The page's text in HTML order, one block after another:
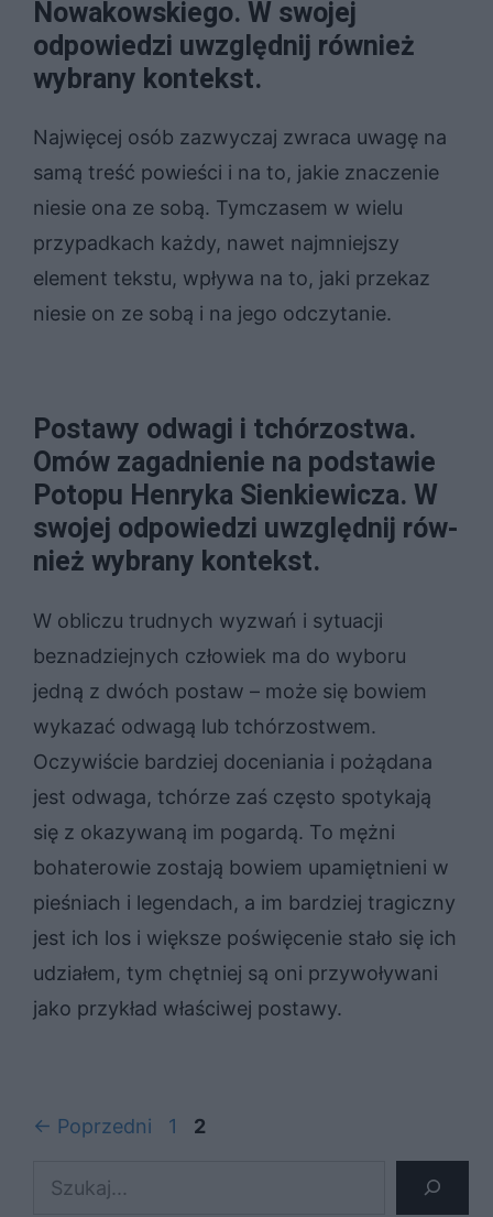
Nowakowskiego. W swojej
odpowiedzi uwzględnij również
wybrany kontekst.
Najwięcej osób zazwyczaj zwraca uwagę na
samą treść powieści i na to, jakie znaczenie
niesie ona ze sobą. Tymczasem w wielu
przypadkach każdy, nawet najmniejszy
element tekstu, wpływa na to, jaki przekaz
niesie on ze sobą i na jego odczytanie.
Po­sta­wy od­wa­gi i tchó­rzo­stwa.
Omów za­gad­nie­nie na pod­sta­wie
Po­to­pu Hen­ry­ka Sien­kie­wi­cza. W
swo­jej od­po­wie­dzi uwzględ­nij rów­
nież wy­bra­ny kon­tekst.
W obliczu trudnych wyzwań i sytuacji
beznadziejnych człowiek ma do wyboru
jedną z dwóch postaw – może się bowiem
wykazać odwagą lub tchórzostwem.
Oczywiście bardziej doceniania i pożądana
jest odwaga, tchórze zaś często spotykają
się z okazywaną im pogardą. To mężni
bohaterowie zostają bowiem upamiętnieni w
pieśniach i legendach, a im bardziej tragiczny
jest ich los i większe poświęcenie stało się ich
udziałem, tym chętniej są oni przywoływani
jako przykład właściwej postawy.
← Poprzedni Strona
1 Strona
2
Szukaj